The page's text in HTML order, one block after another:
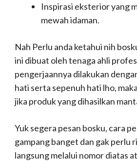
Inspirasi eksterior yang
mewah idaman.
Nah Perlu anda ketahui nih
ini dibuat oleh tenaga ahli
pengerjaannya dilakukan
hati serta sepenuh hati lho,
jika produk yang dihasilkan
Yuk segera pesan bosku, cara
gampang banget dan gak perlu
langsung melalui nomor diatas